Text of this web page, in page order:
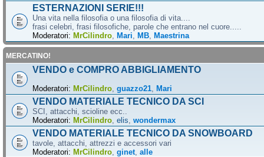
ESTERNAZIONI SERIE!!!
Una vita nella filosofia o una filosofia di vita....
frasi celebri, frasi filosofiche, parole che entrano nel cuore.....
Moderatori: MrCilindro Mari MB Maestrina
MERCATINO!
VENDO e COMPRO ABBIGLIAMENTO
Moderatori: MrCilindro guazzo21 Mari
VENDO MATERIALE TECNICO DA SCI
SCI, attacchi, scioline ecc..
Moderatori: MrCilindro elis wondermax
VENDO MATERIALE TECNICO DA SNOWBOARD
tavole, attacchi, attrezzi e accessori vari
Moderatori: MrCilindro ginet alle